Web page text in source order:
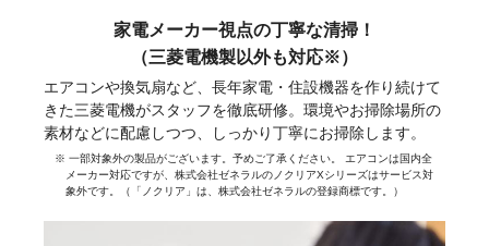
家電メーカー視点の丁寧な清掃！
（三菱電機製以外も対応※）
エアコンや換気扇など、長年家電・住設機器を作り続けて
きた三菱電機がスタッフを徹底研修。環境やお掃除場所の
素材などに配慮しつつ、しっかり丁寧にお掃除します。
※ 一部対象外の製品がございます。予めご了承ください。 エアコンは国内全
メーカー対応ですが、株式会社ゼネラルのノクリアXシリーズはサービス対
象外です。（「ノクリア」は、株式会社ゼネラルの登録商標です。）